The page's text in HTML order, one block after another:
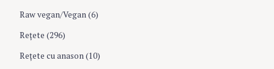
Raw vegan/Vegan(6)
Rețete (296)
Reţete cu anason(10)